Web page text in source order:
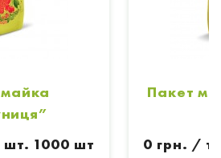
1000 шт
Пакет
0 грн. /